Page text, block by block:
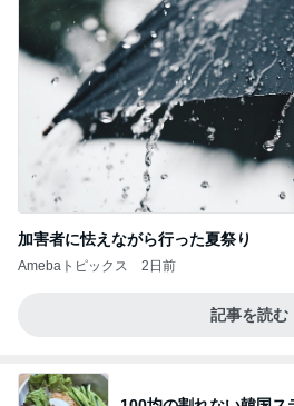
加害者に怯えながら行った夏祭り
Amebaトピックス 2日前
記事を読む